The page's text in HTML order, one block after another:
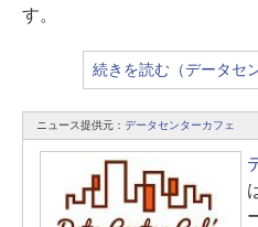
す。
続きを読む（データセ
ニュース提供元： データセンターカフェ